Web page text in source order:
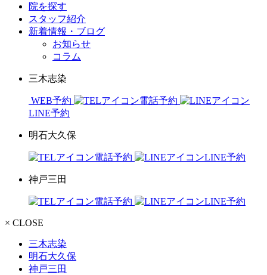
院を探す
スタッフ紹介
新着情報・ブログ
お知らせ
コラム
三木志染
WEB予約
電話予約
LINE予約
明石大久保
電話予約 LINE予約
神戸三田
電話予約 LINE予約
× CLOSE
三木志染
明石大久保
神戸三田